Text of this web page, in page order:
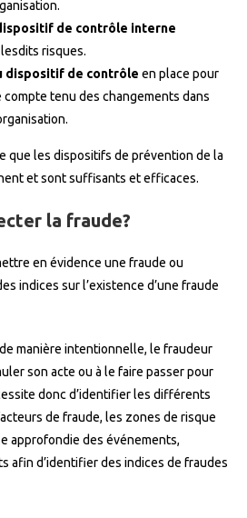
de contrôle interne
risques.
dispositif de contrôle en place pour
tenu des changements dans
que les dispositifs de prévention de la
et sont suffisants et efficaces.
la fraude?
en évidence une fraude ou
indices sur l’existence d’une fraude
manière intentionnelle, le fraudeur
son acte ou à le faire passer pour
donc d’identifier les différents
de fraude, les zones de risque
approfondie des événements,
afin d’identifier des indices de fraudes